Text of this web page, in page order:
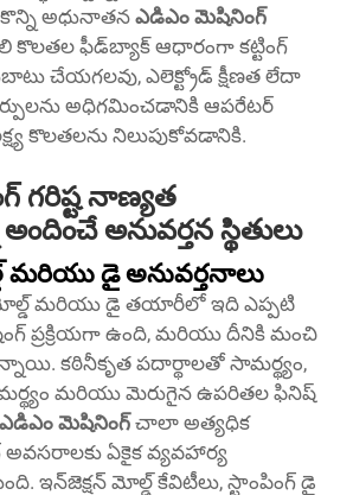
కొన్ని అధునాతన ఎడిఎం మెషినింగ్
కొలతల ఫీడ్‌బ్యాక్ ఆధారంగా కట్టింగ్
చేయగలవు, ఎలెక్ట్రోడ్ క్షీణత లేదా
అధిగమించడానికి ఆపరేటర్
కొలతలను నిలుపుకోవడానికి.
గరిష్ట నాణ్యత
అనువర్తన స్థితులు
మరియు డై అనువర్తనాలు
మరియు డై తయారీలో ఇది ఎప్పటి
ప్రక్రియగా ఉంది, మరియు దీనికి మంచి
కఠినీకృత పదార్థాలతో సామర్థ్యం,
మరియు మెరుగైన ఉపరితల ఫినిష్
ఎడిఎం మెషినింగ్చాలా అత్యధిక
ఏకైక వ్యవహార్య
ఇన్‌జెక్షన్ మోల్డ్ కేవిటీలు, స్టాంపింగ్ డై